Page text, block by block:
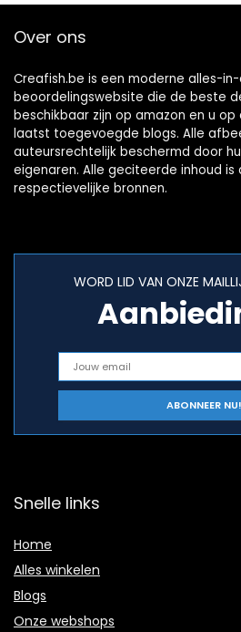
Over ons
Creafish.be is een moderne alles-
beoordelingswebsite die de beste
beschikbaar zijn op amazon en u
laatst toegevoegde blogs. Alle
auteursrechtelijk beschermd door
eigenaren. Alle geciteerde inhoud is
respectievelijke bronnen.
WORD LID VAN ONZE
Snelle links
Home
Alles winkelen
Blogs
Onze webshops